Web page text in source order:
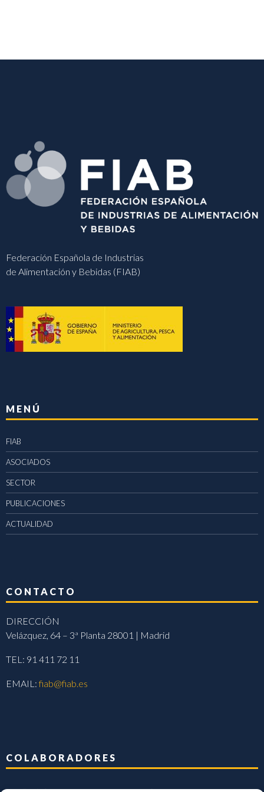
Federación Española de Industrias
de Alimentación y Bebidas (FIAB)
MENÚ
FIAB
ASOCIADOS
SECTOR
PUBLICACIONES
ACTUALIDAD
CONTACTO
DIRECCIÓN
Velázquez, 64 – 3ª Planta 28001 | Madrid
TEL: 91 411 72 11
EMAIL:fiab@fiab.es
COLABORADORES